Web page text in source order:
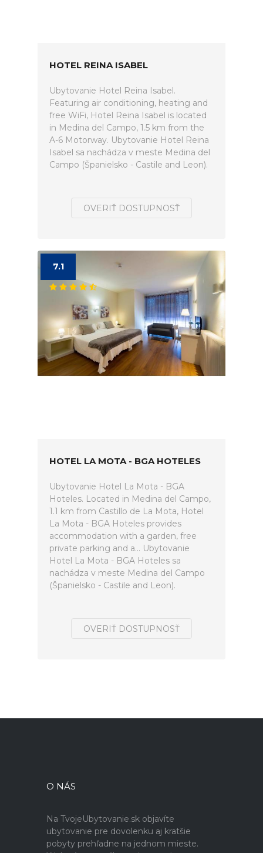
HOTEL REINA ISABEL
Ubytovanie Hotel Reina Isabel.
Featuring air conditioning, heating and
free WiFi, Hotel Reina Isabel is located
in Medina del Campo, 1.5 km from the
A-6 Motorway. Ubytovanie Hotel Reina
Isabel sa nachádza v meste Medina del
Campo (Španielsko - Castile and Leon).
OVERIŤ DOSTUPNOSŤ
7.1
HOTEL LA MOTA - BGA HOTELES
Ubytovanie Hotel La Mota - BGA
Hoteles. Located in Medina del Campo,
1.1 km from Castillo de La Mota, Hotel
La Mota - BGA Hoteles provides
accommodation with a garden, free
private parking and a... Ubytovanie
Hotel La Mota - BGA Hoteles sa
nachádza v meste Medina del Campo
(Španielsko - Castile and Leon).
OVERIŤ DOSTUPNOSŤ
O NÁS
Na TvojeUbytovanie.sk objavíte
ubytovanie pre dovolenku aj kratšie
pobyty prehľadne na jednom mieste.